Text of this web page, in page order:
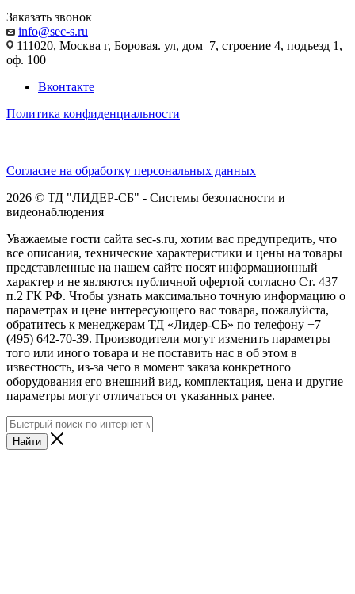
Заказать звонок
info@sec-s.ru
111020, Москва г, Боровая. ул, дом 7, строение 4, подъезд 1,
оф. 100
Вконтакте
Политика конфиденциальности
Согласие на обработку персональных данных
2026 © ТД "ЛИДЕР-СБ" - Системы безопасности и
видеонаблюдения
Уважаемые гости сайта sec-s.ru, хотим вас предупредить, что
все описания, технические характеристики и цены на товары
представленные на нашем сайте носят информационный
характер и не являются публичной офертой согласно Ст. 437
п.2 ГК РФ. Чтобы узнать максимально точную информацию о
параметрах и цене интересующего вас товара, пожалуйста,
обратитесь к менеджерам ТД «Лидер-СБ» по телефону +7
(495) 642-70-39. Производители могут изменить параметры
того или иного товара и не поставить нас в об этом в
известность, из-за чего в момент заказа конкретного
оборудования его внешний вид, комплектация, цена и другие
параметры могут отличаться от указанных ранее.
Найти